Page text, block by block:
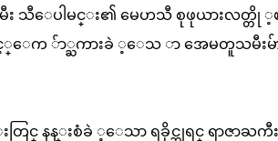
း သီေပါမင္း၏ မေဟသီ စုဖုယားလတ္တို
င့္ေက ်ာ္ႀကားခဲ ့ေသ ာ အေမတူသမီးမ်
းတြင္ နန္းစံခဲ ့ေသာ ရခိုင္ဘုရင္ ရာဇာႀကီ